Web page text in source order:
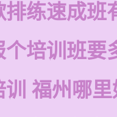
排练速成班
个培训班要
训 福州哪